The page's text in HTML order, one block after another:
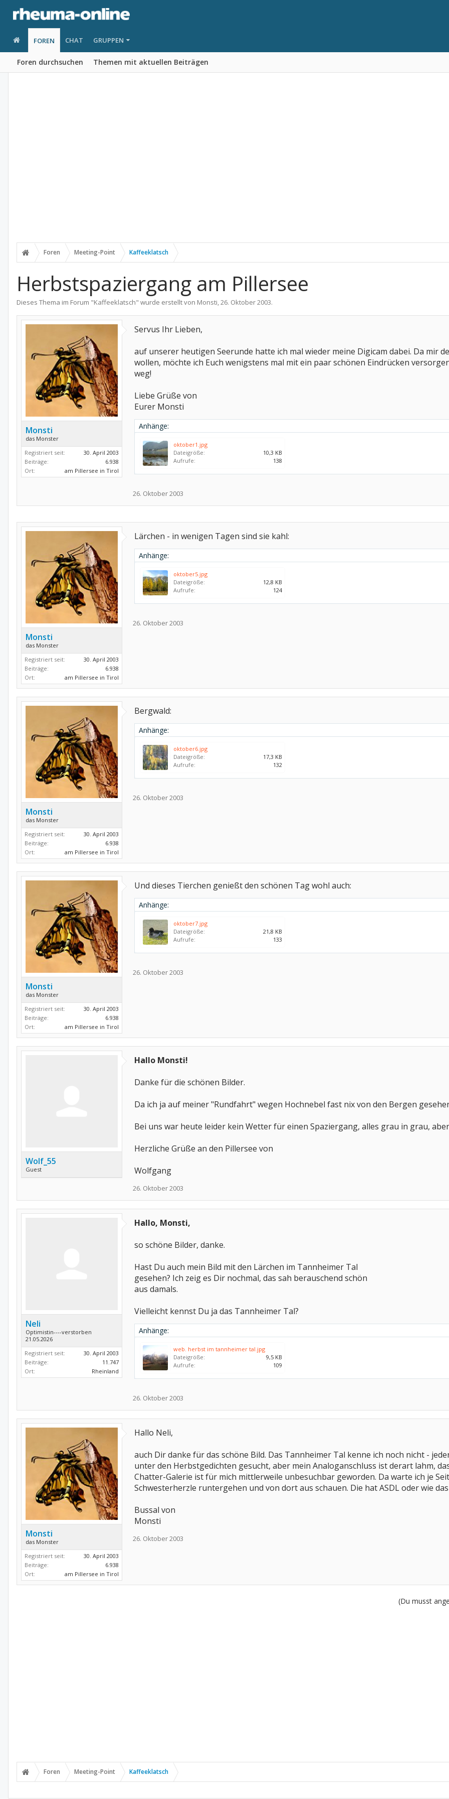
FOREN
Foren durchsuchen Themen mit aktuellen Beiträgen
CHAT GRUPPEN
Foren Meeting-Point Kaffeeklatsch
Herbstspaziergang am Pillersee
Dieses Thema im Forum "Kaffeeklatsch" wurde erstellt von Monsti,26. Oktober 2003.
Monsti
das Monster
Registriert seit:
30. April 2003
Beiträge:
6.938
Ort:
am Pillersee in Tirol
Servus Ihr Lieben,
auf unserer heutigen Seerunde hatte ich mal wieder meine Digicam dabei. Da mir
wollen, möchte ich Euch wenigstens mal mit ein paar schönen Eindrücken
weg!
Liebe Grüße von
Eurer Monsti
Anhänge:
oktober1.jpg
Dateigröße:
10,3 KB
Aufrufe:
138
26. Oktober 2003
Monsti
das Monster
Registriert seit:
30. April 2003
Beiträge:
6.938
Ort:
am Pillersee in Tirol
Lärchen - in wenigen Tagen sind sie kahl:
Anhänge:
oktober5.jpg
Dateigröße:
12,8 KB
Aufrufe:
124
26. Oktober 2003
Monsti
das Monster
Registriert seit:
30. April 2003
Beiträge:
6.938
Ort:
am Pillersee in Tirol
Bergwald:
Anhänge:
oktober6.jpg
Dateigröße:
17,3 KB
Aufrufe:
132
26. Oktober 2003
Monsti
das Monster
Registriert seit:
30. April 2003
Beiträge:
6.938
Ort:
am Pillersee in Tirol
Und dieses Tierchen genießt den schönen Tag wohl auch:
Anhänge:
oktober7.jpg
Dateigröße:
21,8 KB
Aufrufe:
133
26. Oktober 2003
Wolf_55
Guest
Hallo Monsti!
Danke für die schönen Bilder.
Da ich ja auf meiner "Rundfahrt" wegen Hochnebel fast nix von den Bergen
Bei uns war heute leider kein Wetter für einen Spaziergang, alles grau in grau,
Herzliche Grüße an den Pillersee von
Wolfgang
26. Oktober 2003
Neli
Optimistin----verstorben
21.05.2026
Registriert seit:
30. April 2003
Beiträge:
11.747
Ort:
Rheinland
Hallo, Monsti,
so schöne Bilder, danke.
Hast Du auch mein Bild mit den Lärchen im Tannheimer Tal
gesehen? Ich zeig es Dir nochmal, das sah berauschend schön
aus damals.
Vielleicht kennst Du ja das Tannheimer Tal?
Anhänge:
web. herbst im tannheimer tal.jpg
Dateigröße:
9,5 KB
Aufrufe:
109
26. Oktober 2003
Monsti
das Monster
Registriert seit:
30. April 2003
Beiträge:
6.938
Ort:
am Pillersee in Tirol
Hallo Neli,
auch Dir danke für das schöne Bild. Das Tannheimer Tal kenne ich noch nicht -
unter den Herbstgedichten gesucht, aber mein Analoganschluss ist derart lahm,
Chatter-Galerie ist für mich mittlerweile unbesuchbar geworden. Da warte ich je
Schwesterherzle runtergehen und von dort aus schauen. Die hat ASDL oder wie
Bussal von
Monsti
26. Oktober 2003
(Du musst
Foren Meeting-Point Kaffeeklatsch